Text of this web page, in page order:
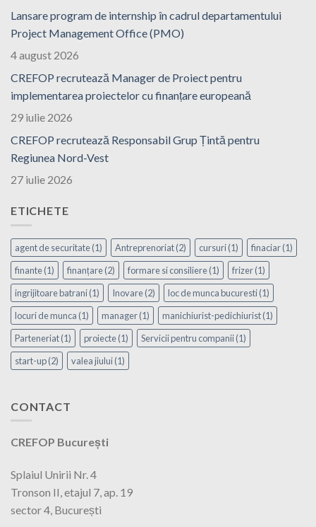
Lansare program de internship în cadrul departamentului
Project Management Office (PMO)
4 august 2026
CREFOP recrutează Manager de Proiect pentru
implementarea proiectelor cu finanțare europeană
29 iulie 2026
CREFOP recrutează Responsabil Grup Țintă pentru
Regiunea Nord-Vest
27 iulie 2026
ETICHETE
agent de securitate(1) Antreprenoriat(2) cursuri(1) finaciar(1)
finante(1) finanțare(2) formare si consiliere(1) frizer(1)
ingrijitoare batrani(1) Inovare(2) loc de munca bucuresti(1)
locuri de munca (1) manager(1) manichiurist-pedichiurist(1)
Parteneriat(1) proiecte(1) Servicii pentru companii(1)
start-up(2) valea jiului(1)
CONTACT
CREFOP București
Splaiul Unirii Nr. 4
Tronson II, etajul 7, ap. 19
sector 4, București